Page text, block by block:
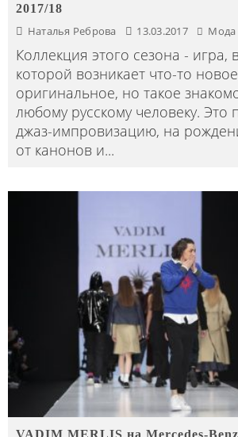
2017/18
Наталья Реброва 13.03.2017 Мода
Коллекция этого сезона - игра,
которой возникает что-то
оригинальное, но такое
любому русскому человеку. Это
джаз-импровизацию, на
от канонов и...
VADIM MERLIS на Mercedes-